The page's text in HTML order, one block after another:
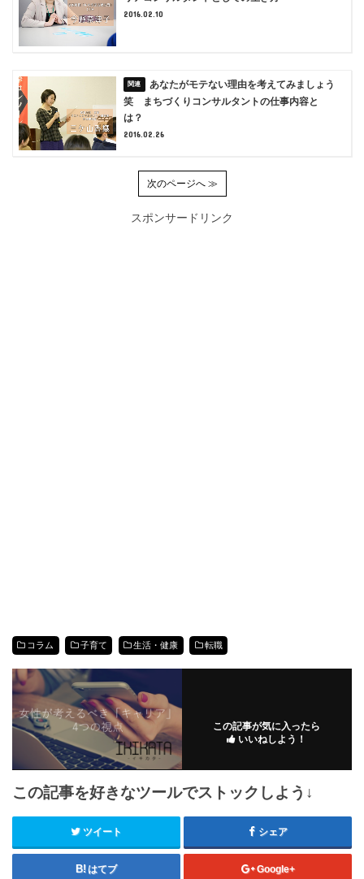
2016.02.10
あなたがモテない理由を考えてみましょう
笑 まちづくりコンサルタントの仕事内容と
は？
2016.02.26
次のページへ ≫
スポンサードリンク
コラム 子育て 生活・健康 転職
この記事が気に入ったら
いいねしよう！
この記事を好きなツールでストックしよう↓
ツイート シェア
はてブ Google+